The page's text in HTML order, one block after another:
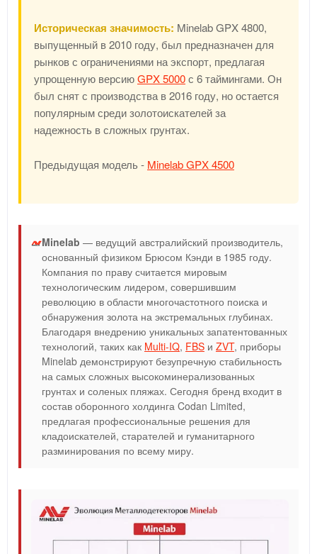
Историческая значимость: Minelab GPX 4800,
выпущенный в 2010 году, был предназначен для
рынков с ограничениями на экспорт, предлагая
упрощенную версиюGPX 5000с 6 таймингами. Он
был снят с производства в 2016 году, но остается
популярным среди золотоискателей за
надежность в сложных грунтах.
Предыдущая модель - Minelab GPX 4500
Minelab — ведущий австралийский производитель,
основанный физиком Брюсом Кэнди в 1985 году.
Компания по праву считается мировым
технологическим лидером, совершившим
революцию в области многочастотного поиска и
обнаружения золота на экстремальных глубинах.
Благодаря внедрению уникальных запатентованных
технологий, таких как Multi-IQ, FBSи ZVT, приборы
Minelab демонстрируют безупречную стабильность
на самых сложных высокоминерализованных
грунтах и соленых пляжах. Сегодня бренд входит в
состав оборонного холдинга Codan Limited,
предлагая профессиональные решения для
кладоискателей, старателей и гуманитарного
разминирования по всему миру.